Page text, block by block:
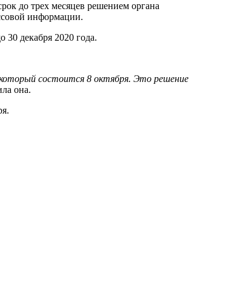
до трех месяцев решением органа
информации.
30 декабря 2020 года.
состоится 8 октября. Это решение
она.